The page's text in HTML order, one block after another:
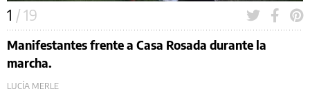
1 / 19
Manifestantes frente a Casa Rosada durante la
marcha.
LUCÍA MERLE